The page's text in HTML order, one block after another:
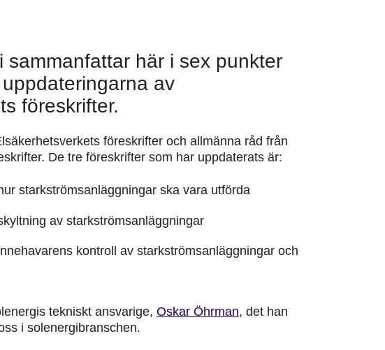
sammanfattar här i sex punkter
av
föreskrifter.
föreskrifter och allmänna råd från
De tre föreskrifter som har uppdaterats är:
starkströmsanläggningar ska vara utförda
av starkströmsanläggningar
kontroll av starkströmsanläggningar och
tekniskt ansvarige, Oskar Öhrman, det han
i solenergibranschen.